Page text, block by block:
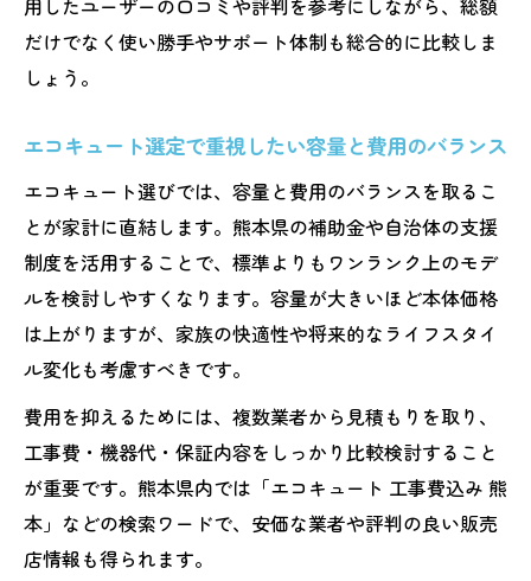
だけでなく使い勝手やサポート体制も総合的に比較しま
しょう。
エコキュート選定で重視したい容量と費用のバランス
エコキュート選びでは、容量と費用のバランスを取るこ
とが家計に直結します。熊本県の補助金や自治体の支援
制度を活用することで、標準よりもワンランク上のモデ
ルを検討しやすくなります。容量が大きいほど本体価格
は上がりますが、家族の快適性や将来的なライフスタイ
ル変化も考慮すべきです。
費用を抑えるためには、複数業者から見積もりを取り、
工事費・機器代・保証内容をしっかり比較検討すること
が重要です。熊本県内では「エコキュート 工事費込み 熊
本」などの検索ワードで、安価な業者や評判の良い販売
店情報も得られます。